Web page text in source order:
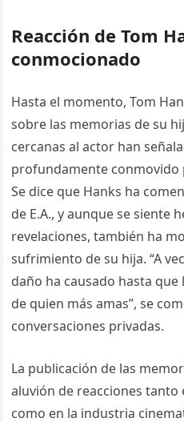
Reacción de Tom
conmocionado
Hasta el momento, Tom
sobre las memorias de su
cercanas al actor han
profundamente conmovido
Se dice que Hanks ha
de E.A., y aunque se siente
revelaciones, también ha
sufrimiento de su hija. “A
daño ha causado hasta
de quien más amas”, se
conversaciones privadas.
La publicación de las
aluvión de reacciones tanto
como en la industria